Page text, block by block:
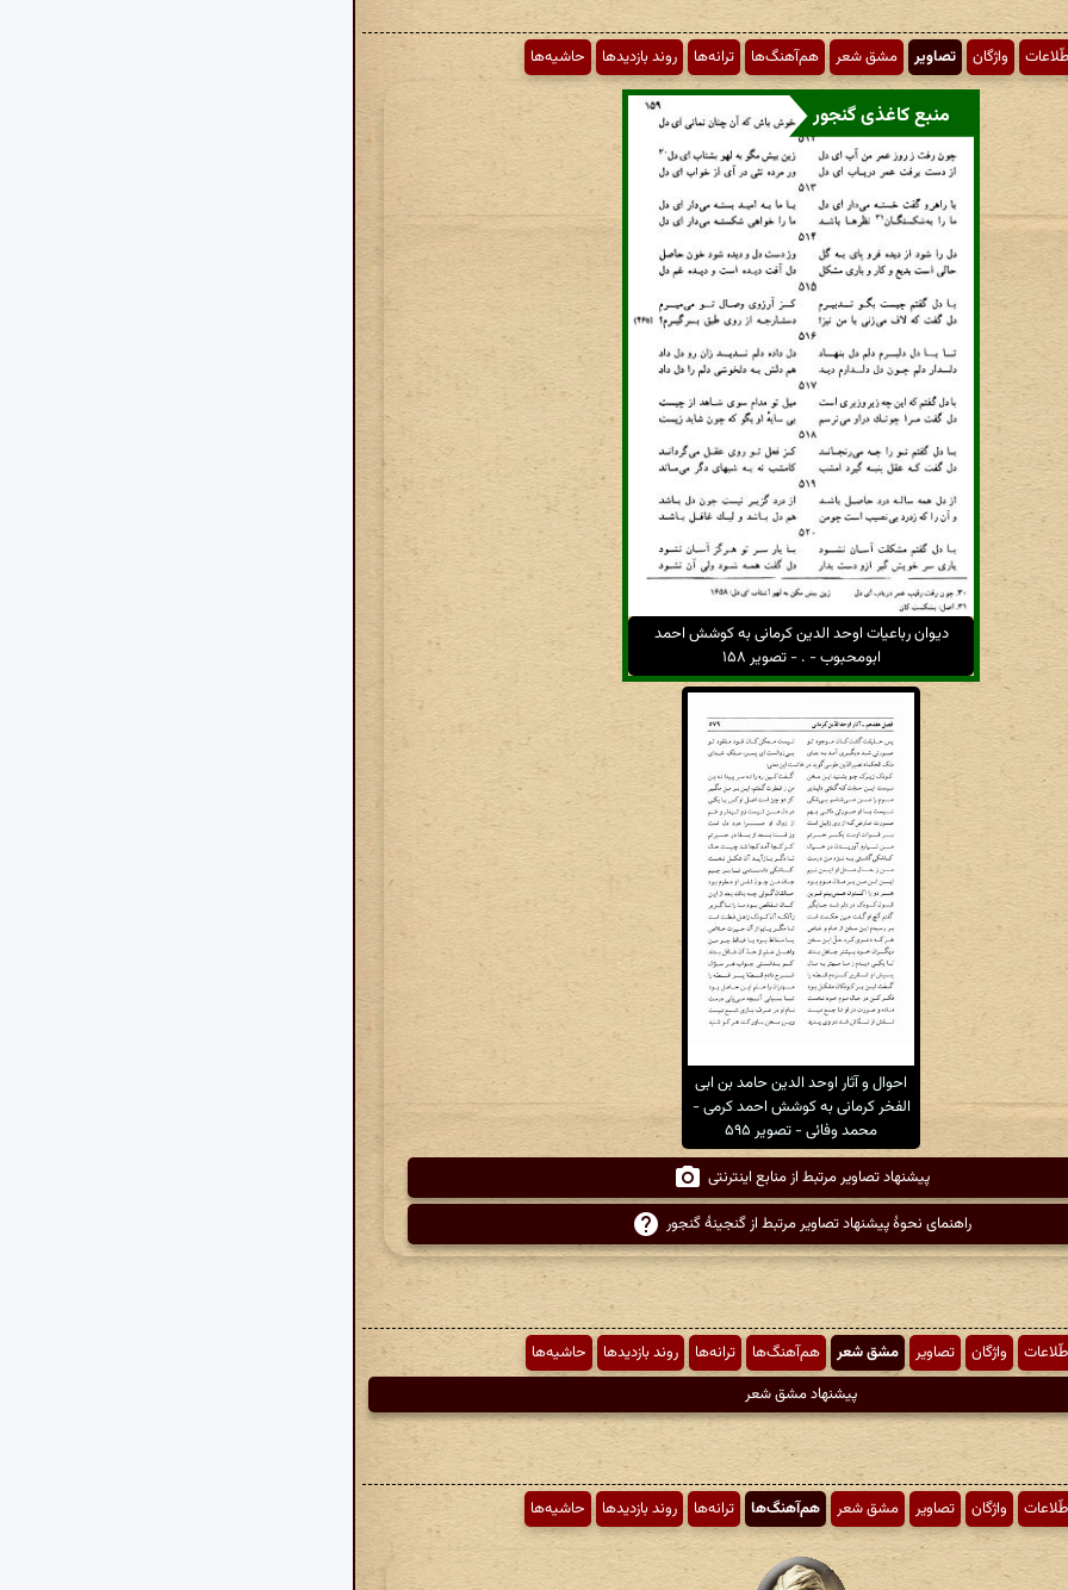
واژگان تصاویر مشق شعر هم‌آهنگ‌ها ترانه‌ها روند بازدیدها حاشیه‌ها
منبع کاغذی گنجور
دیوان رباعیات اوحد الدین کرمانی به کوشش احمد
ابومحبوب - . - تصویر ۱۵۸
احوال و آثار اوحد الدین حامد بن ابی
الفخر کرمانی به کوشش احمد کرمی -
محمد وفائی - تصویر ۵۹۵
پیشنهاد تصاویر مرتبط از منابع اینترنتی
راهنمای نحوهٔ پیشنهاد تصاویر مرتبط از گنجینهٔ گنجور
واژگان تصاویر مشق شعر هم‌آهنگ‌ها ترانه‌ها روند بازدیدها
حاشیه‌ها
پیشنهاد مشق شعر
واژگان تصاویر مشق شعر هم‌آهنگ‌ها ترانه‌ها روند بازدیدها حاشیه‌ها